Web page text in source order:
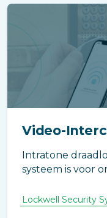
Video-
Intratone
systeem is voor
van
kabels en
Lockwell Security